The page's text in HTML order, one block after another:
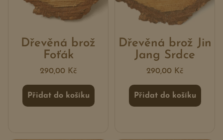
Dřevěná brož
Foťák
290,00 Kč
Přidat do košíku
Dřevěná brož Jin
Jang Srdce
290,00 Kč
Přidat do košíku